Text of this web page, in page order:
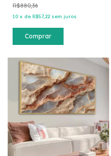
R$880,36
10 x de R$57,22 sem juros
Comprar